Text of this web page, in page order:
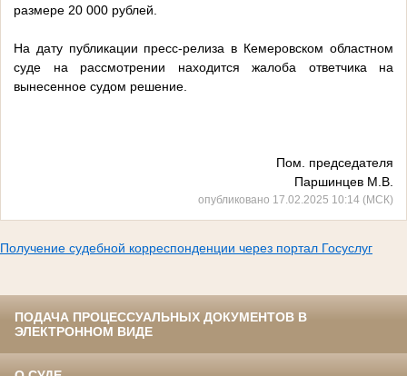
размере 20 000 рублей.
На дату публикации пресс-релиза в Кемеровском областном
суде на рассмотрении находится жалоба ответчика на
вынесенное судом решение.
Пом. председателя
Паршинцев М.В.
опубликовано 17.02.2025 10:14 (МСК)
Получение судебной корреспонденции через портал Госуслуг
ПОДАЧА ПРОЦЕССУАЛЬНЫХ ДОКУМЕНТОВ В
ЭЛЕКТРОННОМ ВИДЕ